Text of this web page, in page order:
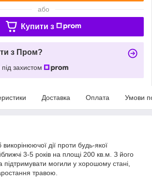
або
Купити з
з Пром?
захистом
Доставка Оплата Умови
дії проти будь-якої
3-5 років на площі 200 кв.м. З його
могили у хорошому стані,
травою.